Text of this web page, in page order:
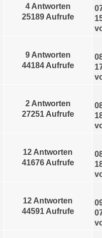
4 Antworten
25189 Aufrufe
9 Antworten
44184 Aufrufe
2 Antworten
27251 Aufrufe
12 Antworten
41676 Aufrufe
12 Antworten
44591 Aufrufe